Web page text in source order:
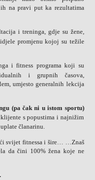
na pravi put ka rezultatima
i treninga, gdje su žene,
promjenu kojoj su težile
i fitness programa koji su
i grupnih časova,
umjesto generalnih lekcija
(pa čak ni u istom sportu)
s popustima i najnižim
članarinu.
svijet fitnessa i šire… …Znaš
da čini 100% žena koje ne